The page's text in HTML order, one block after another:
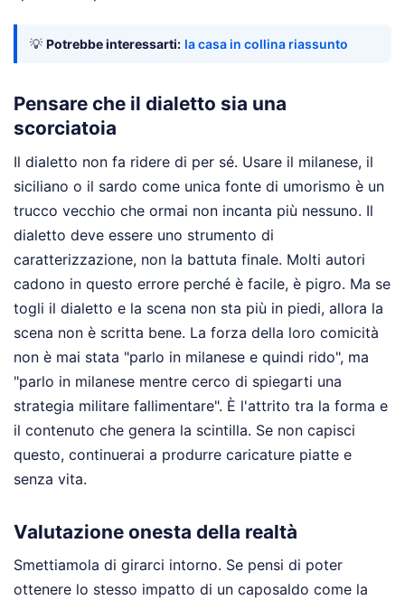
💡 Potrebbe interessarti: la casa in collina riassunto
Pensare che il dialetto sia una
scorciatoia
Il dialetto non fa ridere di per sé. Usare il milanese, il
siciliano o il sardo come unica fonte di umorismo è un
trucco vecchio che ormai non incanta più nessuno. Il
dialetto deve essere uno strumento di
caratterizzazione, non la battuta finale. Molti autori
cadono in questo errore perché è facile, è pigro. Ma se
togli il dialetto e la scena non sta più in piedi, allora la
scena non è scritta bene. La forza della loro comicità
non è mai stata "parlo in milanese e quindi rido", ma
"parlo in milanese mentre cerco di spiegarti una
strategia militare fallimentare". È l'attrito tra la forma e
il contenuto che genera la scintilla. Se non capisci
questo, continuerai a produrre caricature piatte e
senza vita.
Valutazione onesta della realtà
Smettiamola di girarci intorno. Se pensi di poter
ottenere lo stesso impatto di un caposaldo come la